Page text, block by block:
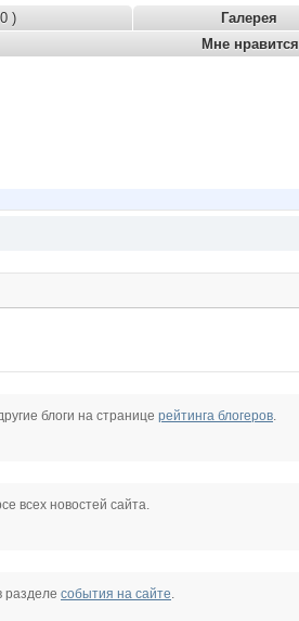
) Галерея
Мне нравится
блоги на странице рейтинга блогеров.
всех новостей сайта.
разделе события на сайте.